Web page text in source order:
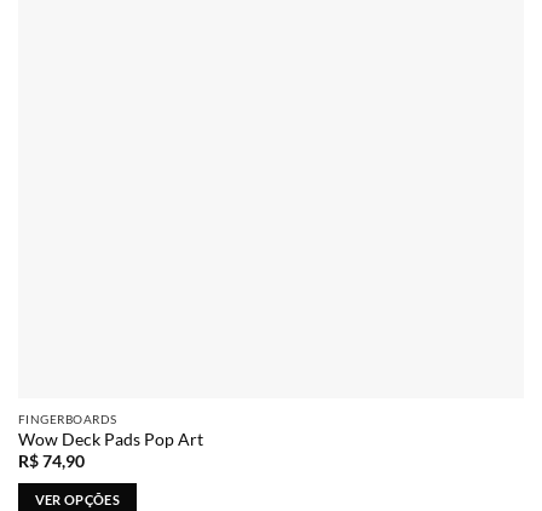
FINGERBOARDS
Wow Deck Pads Pop Art
R$74,90
VER OPÇÕES